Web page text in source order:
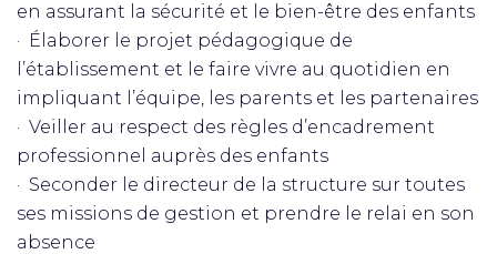
en assurant la sécurité et le bien-être des enfants
· Élaborer le projet pédagogique de
l’établissement et le faire vivre au quotidien en
impliquant l’équipe, les parents et les partenaires
· Veiller au respect des règles d’encadrement
professionnel auprès des enfants
· Seconder le directeur de la structure sur toutes
ses missions de gestion et prendre le relai en son
absence